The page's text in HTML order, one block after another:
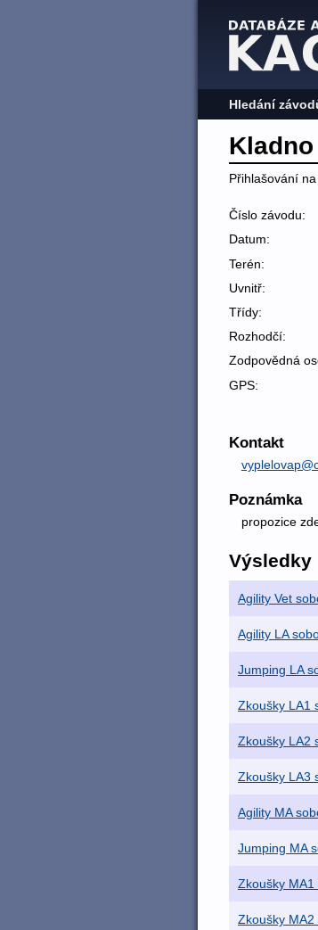
Hledání
Přihlašování
Číslo závodu:
Datum:
Terén:
Uvnitř:
Třídy:
Rozhodčí:
Zodpovědná
GPS:
Kontakt
Poznámka
propozice
Výsledky
Agility Vet
Agility LA
Jumping LA
Zkoušky LA1
Zkoušky LA2
Zkoušky LA3
Agility MA
Jumping MA
Zkoušky MA1
Zkoušky MA2